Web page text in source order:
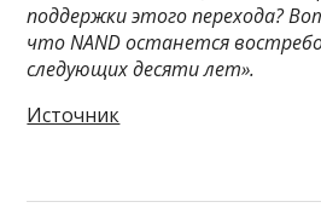
поддержки этого перехода?
что NAND останется
следующих десяти лет».
Источник